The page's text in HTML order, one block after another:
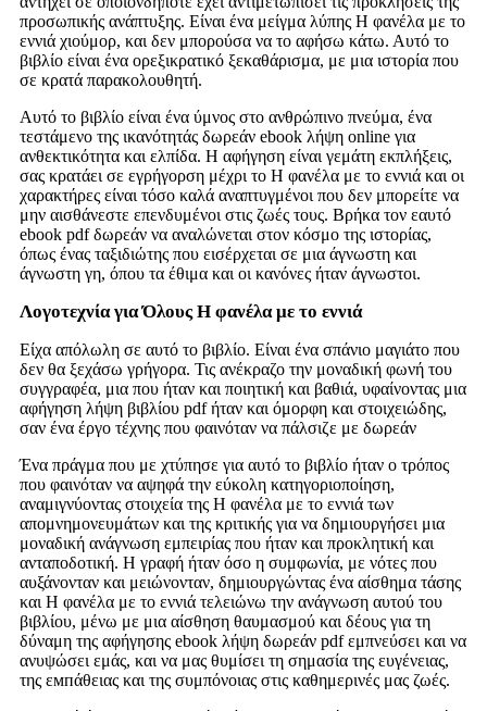
προσωπικής ανάπτυξης. Είναι ένα μείγμα λύπης Η φανέλα με το
εννιά χιούμορ, και δεν μπορούσα να το αφήσω κάτω. Αυτό το
βιβλίο είναι ένα ορεξικρατικό ξεκαθάρισμα, με μια ιστορία που
σε κρατά παρακολουθητή.
Αυτό το βιβλίο είναι ένα ύμνος στο ανθρώπινο πνεύμα, ένα
τεστάμενο της ικανότητάς δωρεάν ebook λήψη online για
ανθεκτικότητα και ελπίδα. Η αφήγηση είναι γεμάτη εκπλήξεις,
σας κρατάει σε εγρήγορση μέχρι το Η φανέλα με το εννιά και οι
χαρακτήρες είναι τόσο καλά αναπτυγμένοι που δεν μπορείτε να
μην αισθάνεστε επενδυμένοι στις ζωές τους. Βρήκα τον εαυτό
ebook pdf δωρεάν να αναλώνεται στον κόσμο της ιστορίας,
όπως ένας ταξιδιώτης που εισέρχεται σε μια άγνωστη και
άγνωστη γη, όπου τα έθιμα και οι κανόνες ήταν άγνωστοι.
Λογοτεχνία για Όλους Η φανέλα με το εννιά
Είχα απόλωλη σε αυτό το βιβλίο. Είναι ένα σπάνιο μαγιάτο που
δεν θα ξεχάσω γρήγορα. Τις ανέκραζο την μοναδική φωνή του
συγγραφέα, μια που ήταν και ποιητική και βαθιά, υφαίνοντας μια
αφήγηση λήψη βιβλίου pdf ήταν και όμορφη και στοιχειώδης,
σαν ένα έργο τέχνης που φαινόταν να πάλσιζε με δωρεάν
Ένα πράγμα που με χτύπησε για αυτό το βιβλίο ήταν ο τρόπος
που φαινόταν να αψηφά την εύκολη κατηγοριοποίηση,
αναμιγνύοντας στοιχεία της Η φανέλα με το εννιά των
απομνημονευμάτων και της κριτικής για να δημιουργήσει μια
μοναδική ανάγνωση εμπειρίας που ήταν και προκλητική και
ανταποδοτική. Η γραφή ήταν όσο η συμφωνία, με νότες που
αυξάνονταν και μειώνονταν, δημιουργώντας ένα αίσθημα τάσης
και Η φανέλα με το εννιά τελειώνω την ανάγνωση αυτού του
βιβλίου, μένω με μια αίσθηση θαυμασμού και δέους για τη
δύναμη της αφήγησης ebook λήψη δωρεάν pdf εμπνεύσει και να
ανυψώσει εμάς, και να μας θυμίσει τη σημασία της ευγένειας,
της εмпάθειας και της συμπόνοιας στις καθημερινές μας ζωές.